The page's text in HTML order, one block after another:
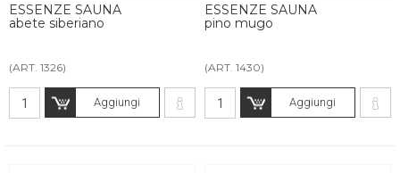
ESSENZE SAUNA
abete siberiano
(ART. 1326)
Aggiungi
ESSENZE SAUNA
pino mugo
(ART. 1430)
Aggiungi